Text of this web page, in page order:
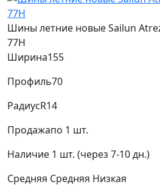
Шины летние новые Sailun
77H
Ширина155
Профиль70
РадиусR14
Продажапо 1 шт.
Наличие 1 шт. (через 7-10 дн.)
Средняя Средняя Низкая